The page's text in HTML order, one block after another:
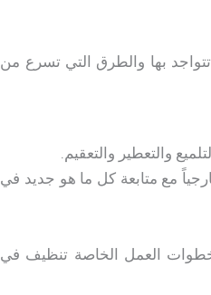
بها والطرق التي تسرع من
والتعطير والتعقيم.
مع متابعة كل ما هو جديد في
العمل الخاصة تنظيف في